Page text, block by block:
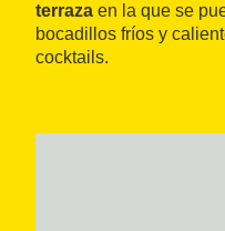
terraza en la que se
bocadillos fríos y
cocktails.